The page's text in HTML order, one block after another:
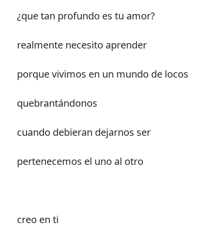
¿que tan profundo es tu amor?
realmente necesito aprender
porque vivimos en un mundo de locos
quebrantándonos
cuando debieran dejarnos ser
pertenecemos el uno al otro
creo en ti